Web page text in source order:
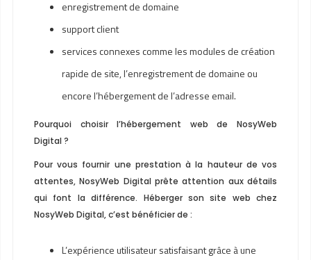
enregistrement de domaine
support client
services connexes comme les modules de création
rapide de site, l’enregistrement de domaine ou
encore l’hébergement de l’adresse email.
Pourquoi choisir l’hébergement web de NosyWeb
Digital ?
Pour vous fournir une prestation à la hauteur de vos
attentes, NosyWeb Digital prête attention aux détails
qui font la différence. Héberger son site web chez
NosyWeb Digital, c’est bénéficier de :
L’expérience utilisateur satisfaisant grâce à une